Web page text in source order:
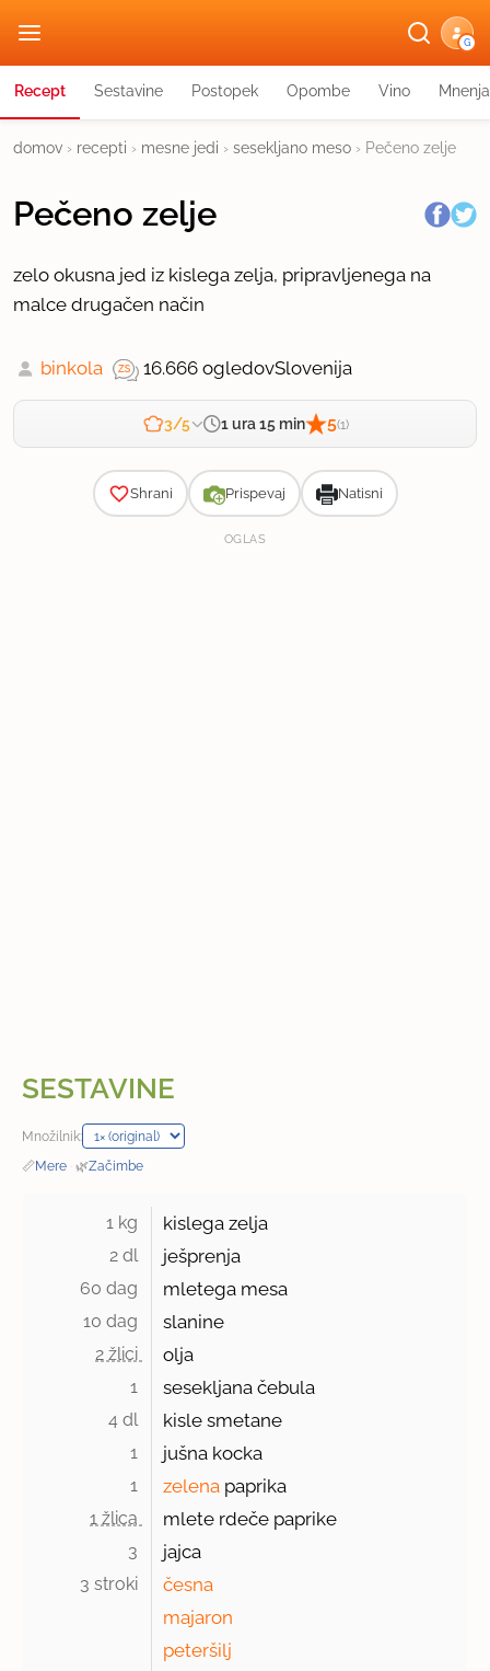
G
Recept Sestavine Postopek Opombe Vino Mnenja
domov › recepti › mesne jedi › sesekljano meso › Pečeno zelje
Pečeno zelje
zelo okusna jed iz kislega zelja, pripravljenega na
malce drugačen način
binkola 16.666 ogledovSlovenija
3/5 1 ura 15 min 5(1)
Shrani Prispevaj Natisni
OGLAS
SESTAVINE
Množilnik:
📏Mere · 🌿Začimbe
1 kg kislega zelja
2 dl ješprenja
60 dag mletega mesa
10 dag slanine
2 žlici olja
1 sesekljana čebula
4 dl kisle smetane
1 jušna kocka
1 zelena paprika
1 žlica mlete rdeče paprike
3 jajca
3 stroki
česna
majaron
peteršilj